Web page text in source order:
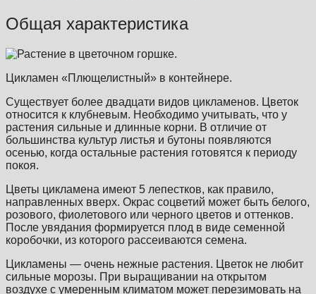
Общая характеристика
Цикламен «Плющелистный» в контейнере.
Существует более двадцати видов цикламенов. Цветок
относится к клубневым. Необходимо учитывать, что у
растения сильные и длинные корни. В отличие от
большинства культур листья и бутоны появляются
осенью, когда остальные растения готовятся к периоду
покоя.
Цветы цикламена имеют 5 лепестков, как правило,
направленных вверх. Окрас соцветий может быть белого,
розового, фиолетового или черного цветов и оттенков.
После увядания формируется плод в виде семенной
коробочки, из которого рассеиваются семена.
Цикламены — очень нежные растения. Цветок не любит
сильные морозы. При выращивании на открытом
воздухе с умеренным климатом может перезимовать на